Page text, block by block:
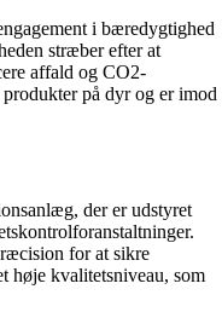
i bæredygtighed
stræber efter at
affald og CO2-
på dyr og er imod
der er udstyret
for at sikre
høje kvalitetsniveau, som